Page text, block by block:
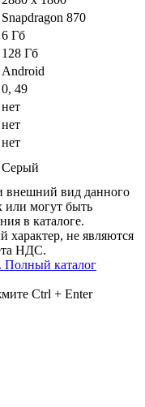
Snapdragon 870
6 Гб
128 Гб
Android
0, 49
нет
нет
нет
Серый
внешний вид данного
или могут быть
в каталоге.
не являются
НДС.
каталог
Ctrl + Enter